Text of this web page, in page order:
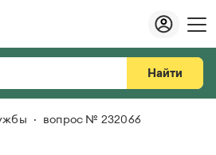
Найти
вопрос № 232066